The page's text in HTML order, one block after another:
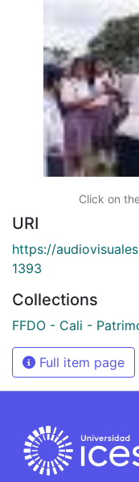
Click on
URI
https://
1393
Collections
FFDO - Cali -
Full item page